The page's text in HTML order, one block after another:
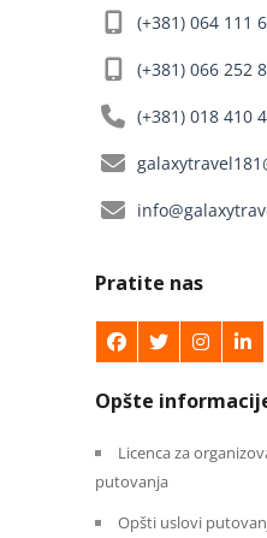
(+381) 064 111
(+381) 066 252
(+381) 018 410
Pratite nas
Opšte
Licenca za
putovanja
Opšti uslovi